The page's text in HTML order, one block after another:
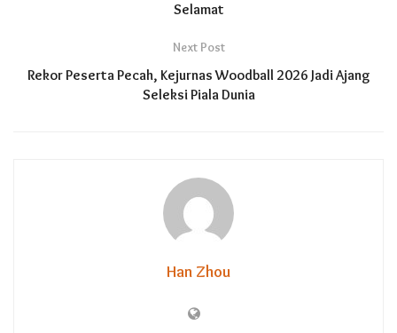
Selamat
Next Post
Rekor Peserta Pecah, Kejurnas Woodball 2026 Jadi Ajang
Seleksi Piala Dunia
Han Zhou